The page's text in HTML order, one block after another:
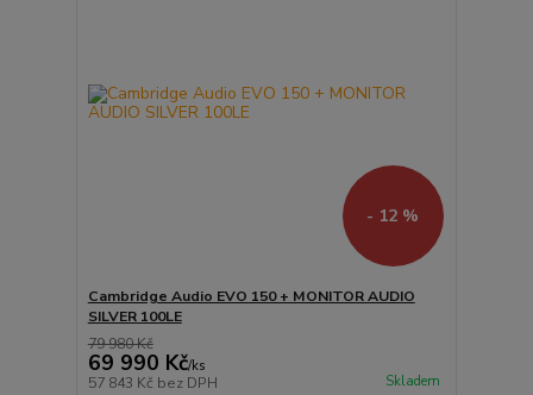
- 12 %
Cambridge Audio EVO 150 + MONITOR AUDIO
SILVER 100LE
79 980 Kč
69 990 Kč/ks
57 843 Kč bez DPH Skladem